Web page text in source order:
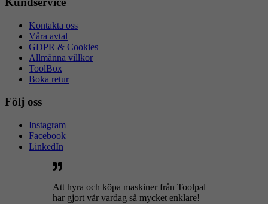
Kontakta oss
Våra avtal
GDPR & Cookies
Allmänna villkor
ToolBox
Boka retur
Följ oss
Instagram
Facebook
LinkedIn
Att hyra och köpa maskiner från Toolpal
har gjort vår vardag så mycket enklare!